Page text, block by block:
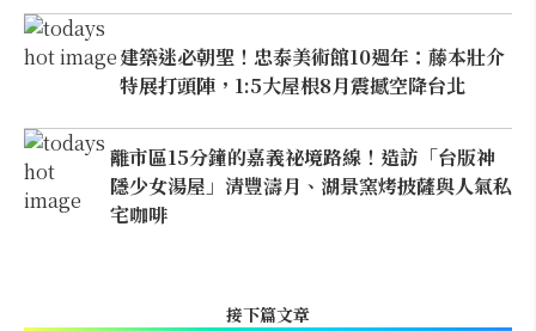
建築迷必朝聖！忠泰美術館10週年：藤本壯介
特展打頭陣，1:5大屋根8月震撼空降台北
離市區15分鐘的嘉義祕境路線！造訪「台版神
隱少女湯屋」清豐濤月、湖景窯烤披薩與人氣私
宅咖啡
接下篇文章